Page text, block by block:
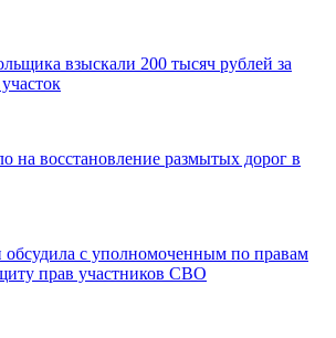
взыскали 200 тысяч рублей за
на восстановление размытых дорог в
с уполномоченным по правам
прав участников СВО